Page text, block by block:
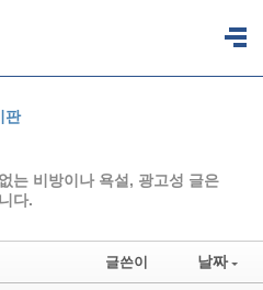
판
는 비방이나 욕설, 광고성 글은
다.
글쓴이 날짜